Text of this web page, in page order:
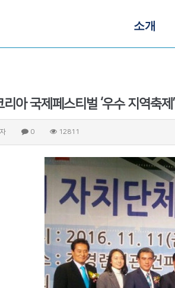
소개
리아 국제페스티벌 ‘우수 지역축제
0 12811